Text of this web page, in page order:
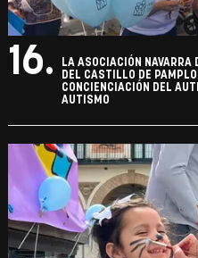
16.
LA ASOCIACIÓN
DEL CASTILLO DE
CONCIENCIACIÓN DEL
AUTISMO